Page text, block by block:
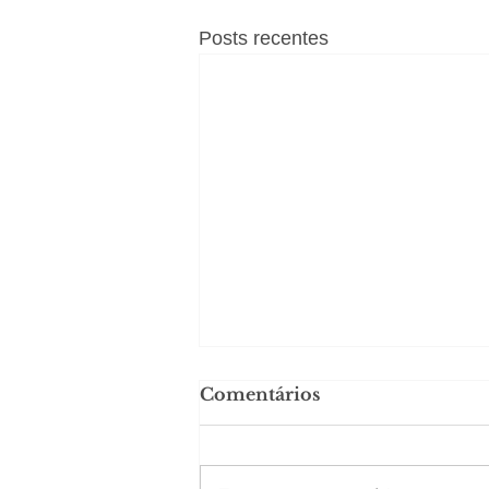
Posts recentes
Solteirou!
Comentários
#Sugestões